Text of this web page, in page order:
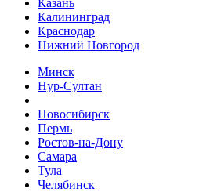
Казань
Калининград
Краснодар
Нижний Новгород
Минск
Нур-Султан
Новосибирск
Пермь
Ростов-на-Дону
Самара
Тула
Челябинск